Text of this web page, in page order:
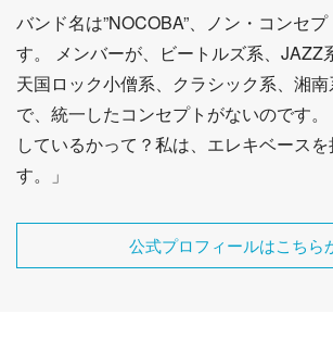
バンド名は”NOCOBA”、ノン・コンセ
す。 メンバーが、ビートルズ系、JAZZ
天国ロック小僧系、クラシック系、湘
で、統一したコンセプトがないのです
しているかって？私は、エレキベースを
す。」
公式プロフィールはこちら